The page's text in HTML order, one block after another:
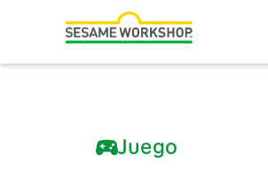
Family Resources
Healthy Minds and Bodies
Juego